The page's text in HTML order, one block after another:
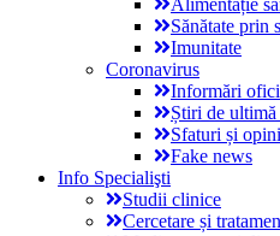
Alimentație
Sănătate prin
Imunitate
Coronavirus
Informări
Știri de ultimă
Sfaturi și
Fake news
Info Specialişti
Studii clinice
Cercetare și